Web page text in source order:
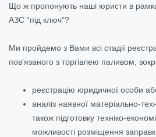
Що ж пропонують наші юристи в
АЗС “під ключ”?
Ми пройдемо з Вами всі стадії
пов'язаного з торгівлею паливом,
реєстрацію юридичної особи
аналіз наявної матеріально-
також підготовку техніко-
можливості розміщення